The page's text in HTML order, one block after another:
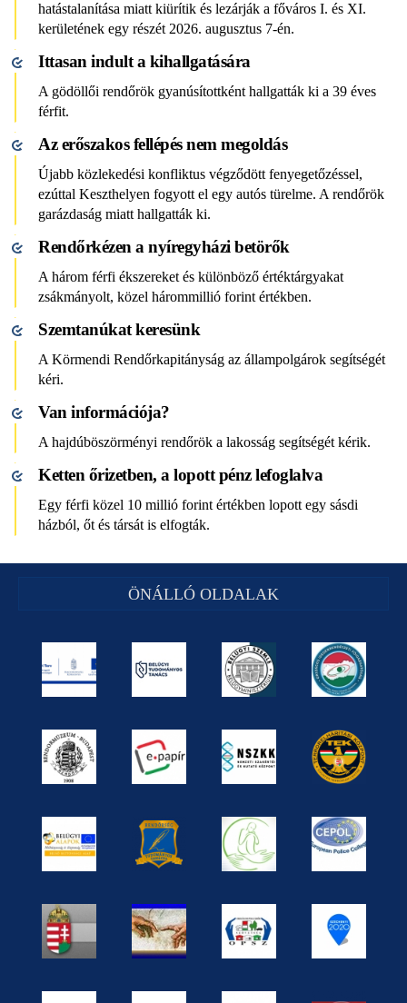
hatástalanítása miatt kiürítik és lezárják a főváros I. és XI.
kerületének egy részét 2026. augusztus 7-én.
Ittasan indult a kihallgatására
A gödöllői rendőrök gyanúsítottként hallgatták ki a 39 éves
férfit.
Az erőszakos fellépés nem megoldás
Újabb közlekedési konfliktus végződött fenyegetőzéssel,
ezúttal Keszthelyen fogyott el egy autós türelme. A rendőrök
garázdaság miatt hallgatták ki.
Rendőrkézen a nyíregyházi betörők
A három férfi ékszereket és különböző értéktárgyakat
zsákmányolt, közel hárommillió forint értékben.
Szemtanúkat keresünk
A Körmendi Rendőrkapitányság az állampolgárok segítségét
kéri.
Van információja?
A hajdúböszörményi rendőrök a lakosság segítségét kérik.
Ketten őrizetben, a lopott pénz lefoglalva
Egy férfi közel 10 millió forint értékben lopott egy sásdi
házból, őt és társát is elfogták.
ÖNÁLLÓ OLDALAK